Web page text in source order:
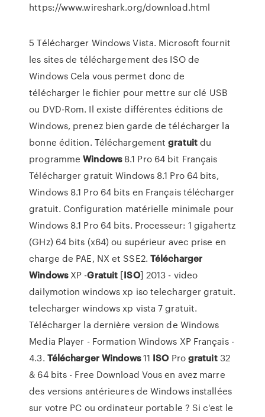
https://www.wireshark.org/download.html
5 Télécharger Windows Vista. Microsoft fournit
les sites de téléchargement des ISO de
Windows Cela vous permet donc de
télécharger le fichier pour mettre sur clé USB
ou DVD-Rom. Il existe différentes éditions de
Windows, prenez bien garde de télécharger la
bonne édition. Téléchargementgratuitdu
programmeWindows8.1 Pro 64 bit Français
Télécharger gratuit Windows 8.1 Pro 64 bits,
Windows 8.1 Pro 64 bits en Français télécharger
gratuit. Configuration matérielle minimale pour
Windows 8.1 Pro 64 bits. Processeur: 1 gigahertz
(GHz) 64 bits (x64) ou supérieur avec prise en
charge de PAE, NX et SSE2. Télécharger
WindowsXP -Gratuit [ISO] 2013 - video
dailymotion windows xp iso telecharger gratuit.
telecharger windows xp vista 7 gratuit.
Télécharger la dernière version de Windows
Media Player - Formation Windows XP Français -
4.3. TéléchargerWindows11 ISO Progratuit32
& 64 bits - Free Download Vous en avez marre
des versions antérieures de Windows installées
sur votre PC ou ordinateur portable ? Si c'est le